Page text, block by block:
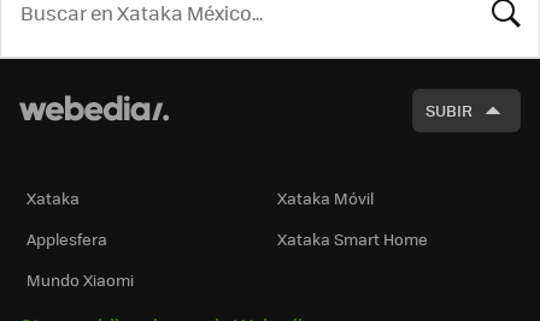
SUBIR
Xataka
Xataka Móvil
Applesfera
Xataka Smart Home
Mundo Xiaomi